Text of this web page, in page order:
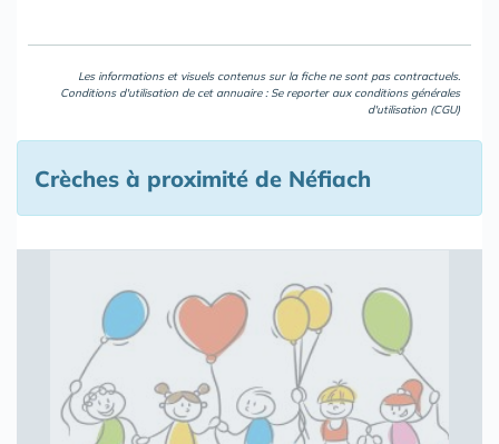
Les informations et visuels contenus sur la fiche ne sont pas contractuels.
Conditions d'utilisation de cet annuaire : Se reporter aux conditions générales
d'utilisation (CGU)
Crèches à proximité de Néfiach